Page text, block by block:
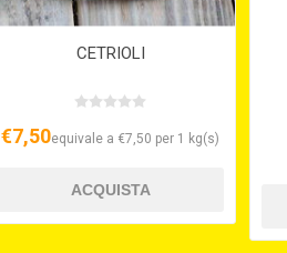
CETRIOLI
€7,50equivale a €7,50 per 1 kg(s)